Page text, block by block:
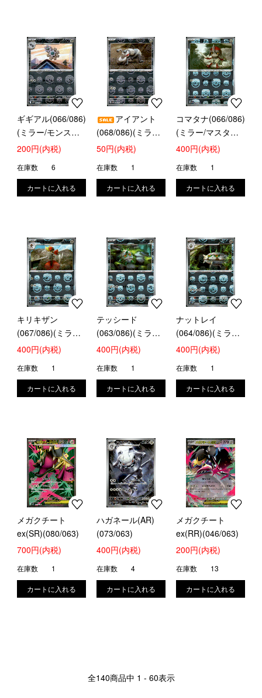
ギギアル(066/086)
(ミラー/モンスタ
ーボール)
200円(内税)
在庫数 6
アイアント
(068/086)(ミラー/
モンスターボール)
50円(内税)
在庫数 1
コマタナ(066/086)
(ミラー/マスター
ボール)
400円(内税)
在庫数 1
キリキザン
(067/086)(ミラー/
マスターボール)
400円(内税)
在庫数 1
テッシード
(063/086)(ミラー/
マスターボール)
400円(内税)
在庫数 1
ナットレイ
(064/086)(ミラー/
マスターボール)
400円(内税)
在庫数 1
メガクチート
ex(SR)(080/063)
700円(内税)
在庫数 1
ハガネール(AR)
(073/063)
400円(内税)
在庫数 4
メガクチート
ex(RR)(046/063)
200円(内税)
在庫数 13
全140商品中 1 - 60表示